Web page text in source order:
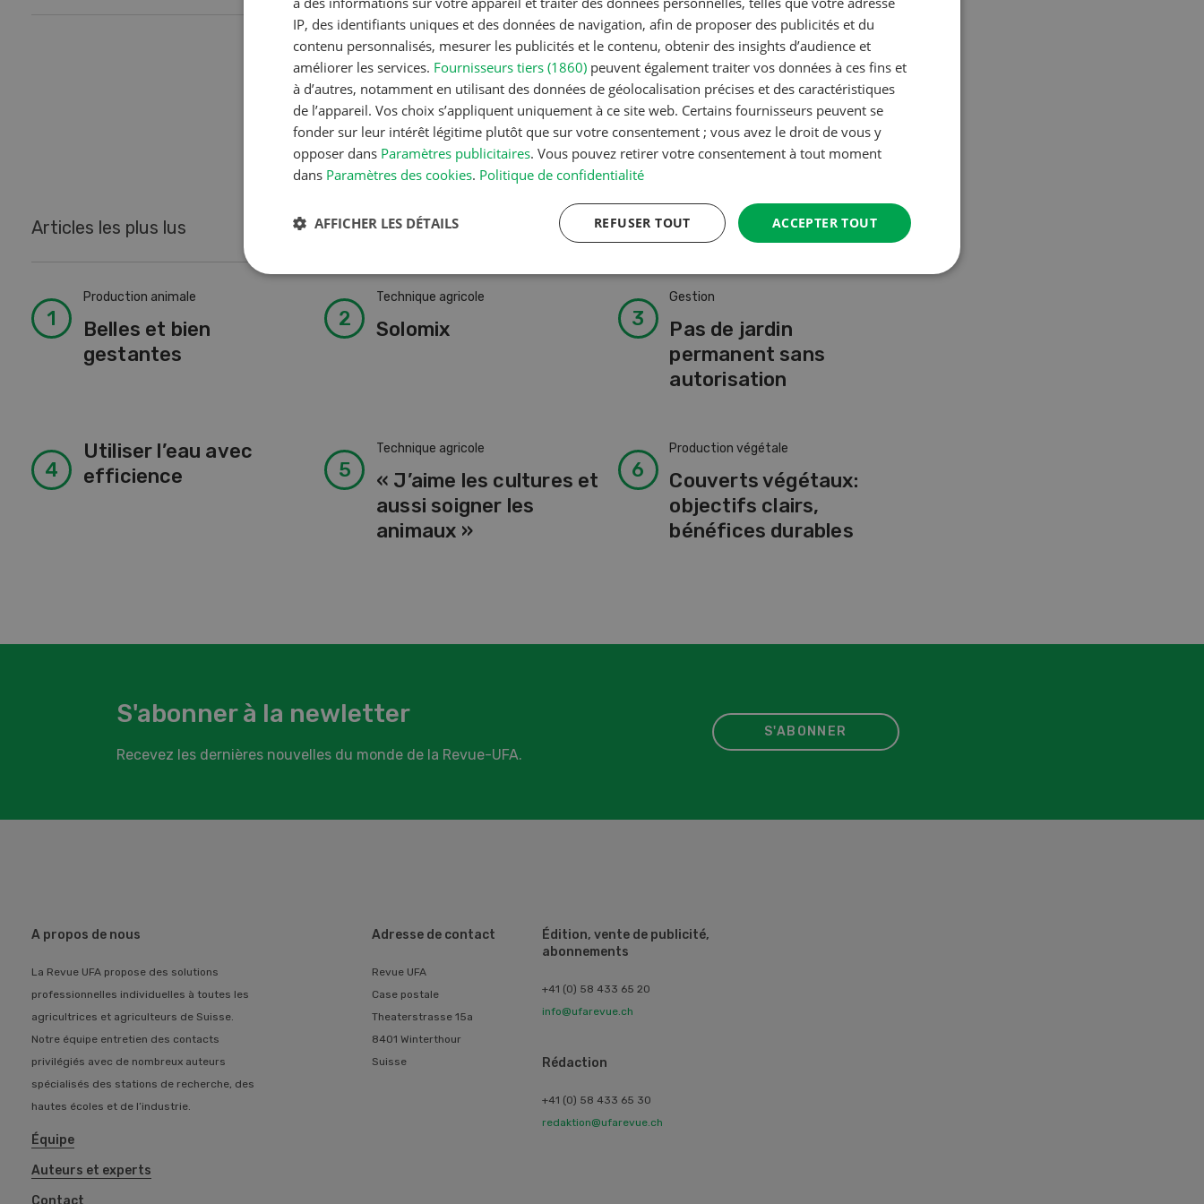
1 2 3 4 5
Articles les plus lus
Production animale
Belles et bien
gestantes
Technique agricole
Solomix
Gestion
Pas de jardin
permanent sans
autorisation
Utiliser l’eau avec
efficience
Technique agricole
« J’aime les cultures et
aussi soigner les
animaux »
Production végétale
Couverts végétaux:
objectifs clairs,
bénéfices durables
S'abonner à la newletter
Recevez les dernières nouvelles du monde de la Revue-UFA.
S'ABONNER
A propos de nous
La Revue UFA propose des solutions
professionnelles individuelles à toutes les
agricultrices et agriculteurs de Suisse.
Notre équipe entretien des contacts
privilégiés avec de nombreux auteurs
spécialisés des stations de recherche, des
hautes écoles et de l’industrie.
Équipe
Auteurs et experts
Adresse de contact
Revue UFA
Case postale
Theaterstrasse 15a
8401 Winterthour
Suisse
Édition, vente de publicité,
abonnements
+41 (0) 58 433 65 20
info@ufarevue.ch
Rédaction
+41 (0) 58 433 65 30
redaktion@ufarevue.ch
FRENCH
IP, des identifiants uniques et des données de navigation, afin de proposer des publicités et du
contenu personnalisés, mesurer les publicités et le contenu, obtenir des insights d’audience et
améliorer les services. Fournisseurs tiers (1860) peuvent également traiter vos données à ces fins et
à d’autres, notamment en utilisant des données de géolocalisation précises et des caractéristiques
de l’appareil. Vos choix s’appliquent uniquement à ce site web. Certains fournisseurs peuvent se
fonder sur leur intérêt légitime plutôt que sur votre consentement ; vous avez le droit de vous y
opposer dans Paramètres publicitaires. Vous pouvez retirer votre consentement à tout moment
dans Paramètres des cookies. Politique de confidentialité
ACCEPTER TOUT
REFUSER TOUT
AFFICHER LES DÉTAILS